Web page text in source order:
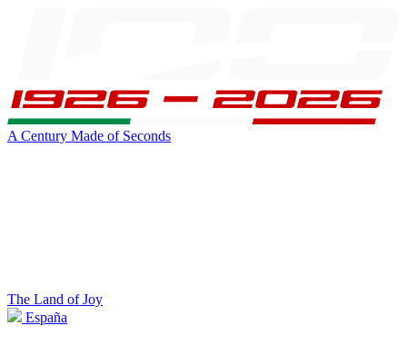
A Century Made of Seconds
The Land of Joy
España